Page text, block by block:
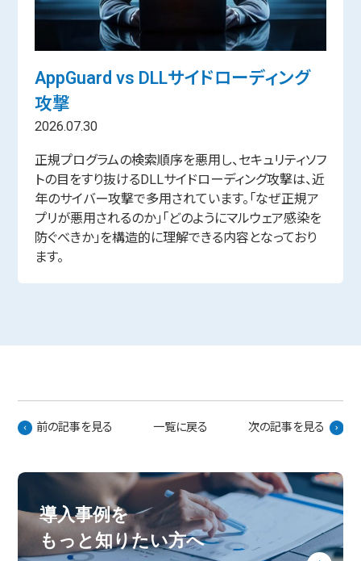
AppGuard vs DLLサイドローディング
攻撃
2026.07.30
正規プログラムの検索順序を悪用し、セキュリティソフ
トの目をすり抜けるDLLサイドローディング攻撃は、近
年のサイバー攻撃で多用されています。「なぜ正規ア
プリが悪用されるのか」「どのようにマルウェア感染を
防ぐべきか」を構造的に理解できる内容となっており
ます。
前の記事を見る 一覧に戻る 次の記事を見る
導入事例を
もっと知りたい方へ